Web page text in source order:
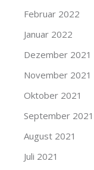
Februar 2022
Januar 2022
Dezember 2021
November 2021
Oktober 2021
September 2021
August 2021
Juli 2021